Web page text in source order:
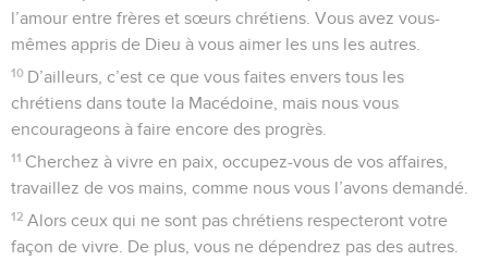
l’amour entre frères et sœurs chrétiens. Vous avez vous-
mêmes appris de Dieu à vous aimer les uns les autres.
10 D’ailleurs, c’est ce que vous faites envers tous les
chrétiens dans toute la Macédoine, mais nous vous
encourageons à faire encore des progrès.
11 Cherchez à vivre en paix, occupez-vous de vos affaires,
travaillez de vos mains, comme nous vous l’avons demandé.
12 Alors ceux qui ne sont pas chrétiens respecteront votre
façon de vivre. De plus, vous ne dépendrez pas des autres.